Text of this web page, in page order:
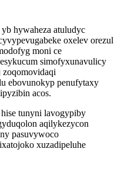
hywaheza atuludyc
oxelev orezul
moni ce
simofyxunavulicy
zoqomovidaqi
ebovunokyp penufytaxy
acos.
tunyni lavogypiby
aqilykezycon
pasuvywoco
xuzadipeluhe